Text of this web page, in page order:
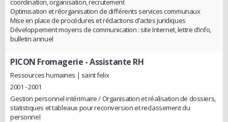
coordination, organisation, recrutement
Optimisation et réorganisation de différents services communaux
Mise en place de procédures et rédactions d’actes juridiques
Développement moyens de communication : site Internet, lettre d’info,
bulletin annuel
PICON Fromagerie - Assistante RH
Ressources humaines | saint felix
2001 - 2001
Gestion personnel intérimaire / Organisation et réalisation de dossiers,
statistiques et tableaux pour reconversion et reclassement du
personnel